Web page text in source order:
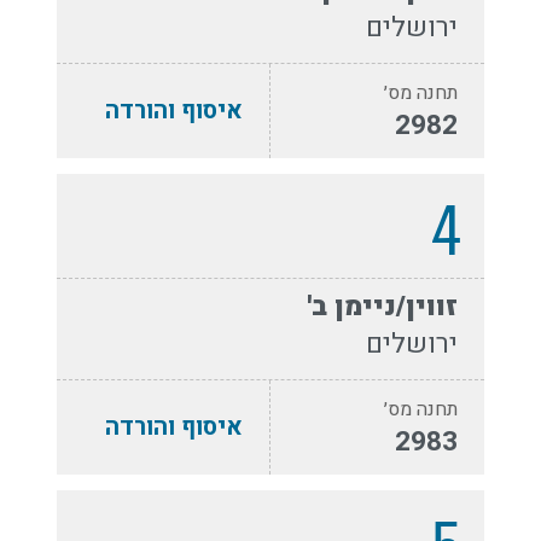
ירושלים
תחנה מס׳
2982 איסוף והורדה
4
זווין/ניימן ב'
ירושלים
תחנה מס׳
2983 איסוף והורדה